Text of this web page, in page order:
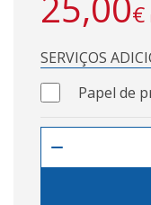
€
SERVIÇOS
Papel de